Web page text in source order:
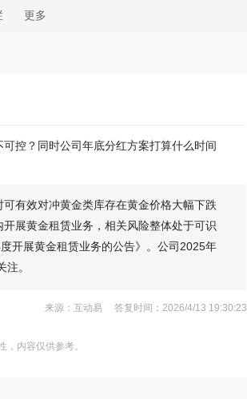
更多
控？同时公司年底分红方案打算什么时间
有效对冲黄金类库存在黄金价格大幅下跌
展黄金租赁业务，相关风险整体处于可识
开展黄金租赁业务的公告》。公司2025年
。
来源：互动易 答复时间：2026/4/13 19:30:23
内容仅供参考。